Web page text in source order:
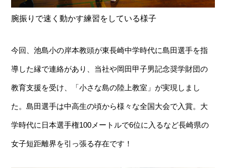
腕振りで速く動かす練習をしている様子
今回、池島小の岸本教頭が東長崎中学時代に島田選手を指
導した縁で連絡があり、当社や岡田甲子男記念奨学財団の
教育支援を受け、「小さな島の陸上教室」が実現しまし
た。島田選手は中高生の頃から様々な全国大会で入賞。大
学時代に日本選手権100メートルで6位に入るなど長崎県の
女子短距離界を引っ張る存在です！